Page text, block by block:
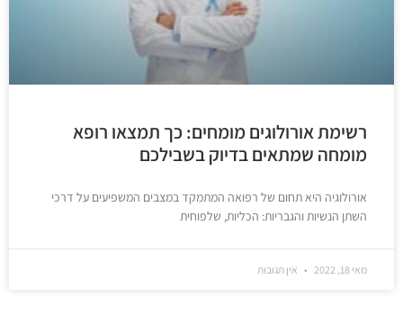
רשימת אורולוגים מומחים: כך תמצאו רופא
מומחה שמתאים בדיוק בשבילכם
אורולוגיה היא תחום של רפואה המתמקד במצבים המשפיעים על דרכי
השתן הנשיות והגבריות: הכליות, שלפוחית
מאי 18, 2022 אין תגובות